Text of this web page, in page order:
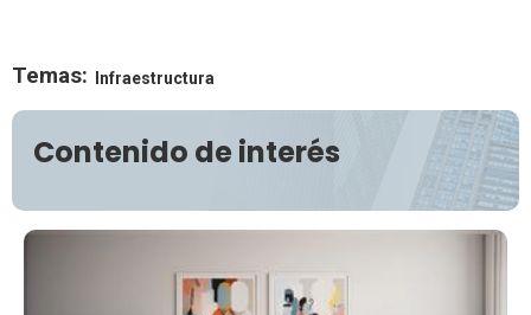
Temas: Infraestructura
Contenido de interés